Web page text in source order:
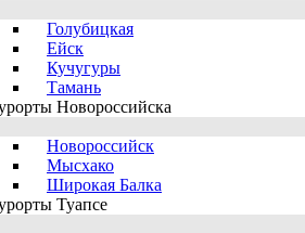
Голубицкая
Ейск
Кучугуры
Тамань
Новороссийска
Новороссийск
Мысхако
Широкая Балка
Туапсе